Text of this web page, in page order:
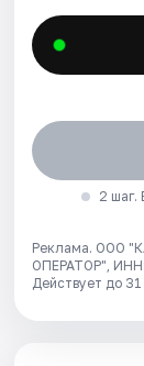
2 шаг.
Реклама. ООО
ОПЕРАТОР",
Действует до